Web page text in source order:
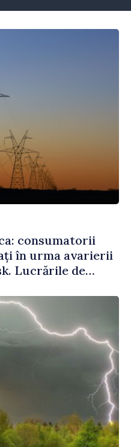
consumatorii
în urma avarierii
Lucrările de